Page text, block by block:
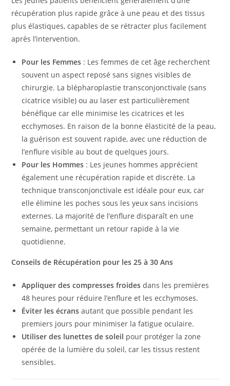
récupération plus rapide grâce à une peau et des tissus
plus élastiques, capables de se rétracter plus facilement
après l’intervention.
Pour les Femmes : Les femmes de cet âge recherchent
souvent un aspect reposé sans signes visibles de
chirurgie. La blépharoplastie transconjonctivale (sans
cicatrice visible) ou au laser est particulièrement
bénéfique car elle minimise les cicatrices et les
ecchymoses. En raison de la bonne élasticité de la peau,
la guérison est souvent rapide, avec une réduction de
l’enflure visible au bout de quelques jours.
Pour les Hommes : Les jeunes hommes apprécient
également une récupération rapide et discrète. La
technique transconjonctivale est idéale pour eux, car
elle élimine les poches sous les yeux sans incisions
externes. La majorité de l’enflure disparaît en une
semaine, permettant un retour rapide à la vie
quotidienne.
Conseils de Récupération pour les 25 à 30 Ans
Appliquer des compresses froides dans les premières
48 heures pour réduire l’enflure et les ecchymoses.
Éviter les écrans autant que possible pendant les
premiers jours pour minimiser la fatigue oculaire.
Utiliser des lunettes de soleil pour protéger la zone
opérée de la lumière du soleil, car les tissus restent
sensibles.